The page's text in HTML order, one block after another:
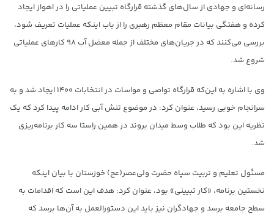
رسانه‌ای و جهادی از سال‌های گذشته قرارگاه تبیین عملیاتی را در اهواز ایجاد
کرده و هفتگی بیانات مقام معظم رهبری را از باب اینکه عملیات تعریف شود،
بررسی می‌کنند که در جریان‌های مختلف از جمله معضل آب ۹۸ کارهای عملیاتی
شروع شد.
وی با اشاره به این‌که قرارگاه تواصی و مواسات در انتخابات ۱۴۰۰ ایجاد شد و به
سرانجام‌ خوبی رسید، عنوان کرد: در موضوع تنش آبی کار ادامه پیدا کرد که یک
نظریه این بود که طلاب وسط میدان بروند در همین راستا سه کار برنامه‌ریزی
شد.
مسئول تعلیم و تربیت سپاه حضرت ولی‌عصر(عج) خوزستان با بیان اینکه
نخستین برنامه، «کار تبیینی» بود، عنوان کرد: هدف این است که اقدامات به
سطح جامعه برسد و جهادگران نیز باید این دستورالعمل به آن‌ها برسد که